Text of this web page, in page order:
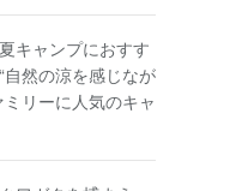
キャンプにおすす
自然の涼を感じなが
ミリーに人気のキャ